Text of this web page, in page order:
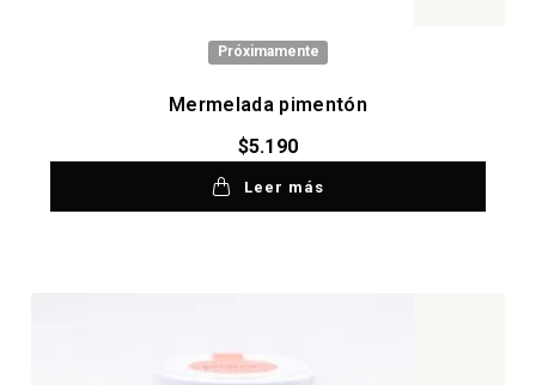
Próximamente
Mermelada pimentón
$5.190
Leer más